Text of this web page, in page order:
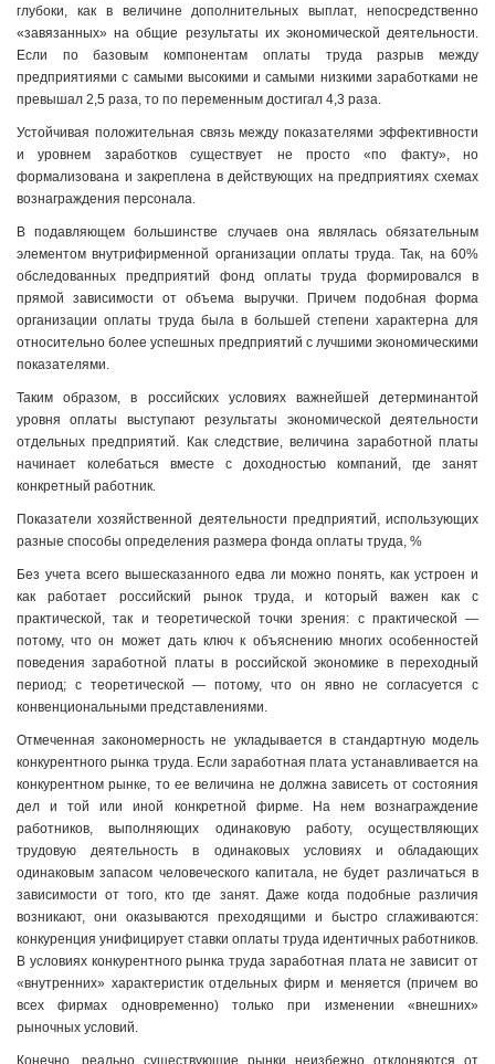
глубоки, как в величине дополнительных выплат, непосредственно
«завязанных» на общие результаты их экономической деятельности.
Если по базовым компонентам оплаты труда разрыв между
предприятиями с самыми высокими и самыми низкими заработками не
превышал 2,5 раза, то по переменным достигал 4,3 раза.
Устойчивая положительная связь между показателями эффективности
и уровнем заработков существует не просто «по факту», но
формализована и закреплена в действующих на предприятиях схемах
вознаграждения персонала.
В подавляющем большинстве случаев она являлась обязательным
элементом внутрифирменной организации оплаты труда. Так, на 60%
обследованных предприятий фонд оплаты труда формировался в
прямой зависимости от объема выручки. Причем подобная форма
организации оплаты труда была в большей степени характерна для
относительно более успешных предприятий с лучшими экономическими
показателями.
Таким образом, в российских условиях важнейшей детерминантой
уровня оплаты выступают результаты экономической деятельности
отдельных предприятий. Как следствие, величина заработной платы
начинает колебаться вместе с доходностью компаний, где занят
конкретный работник.
Показатели хозяйственной деятельности предприятий, использующих
разные способы определения размера фонда оплаты труда, %
Без учета всего вышесказанного едва ли можно понять, как устроен и
как работает российский рынок труда, и который важен как с
практической, так и теоретической точки зрения: с практической —
потому, что он может дать ключ к объяснению многих особенностей
поведения заработной платы в российской экономике в переходный
период; с теоретической — потому, что он явно не согласуется с
конвенциональными представлениями.
Отмеченная закономерность не укладывается в стандартную модель
конкурентного рынка труда. Если заработная плата устанавливается на
конкурентном рынке, то ее величина не должна зависеть от состояния
дел и той или иной конкретной фирме. На нем вознаграждение
работников, выполняющих одинаковую работу, осуществляющих
трудовую деятельность в одинаковых условиях и обладающих
одинаковым запасом человеческого капитала, не будет различаться в
зависимости от того, кто где занят. Даже когда подобные различия
возникают, они оказываются преходящими и быстро сглаживаются:
конкуренция унифицирует ставки оплаты труда идентичных работников.
В условиях конкурентного рынка труда заработная плата не зависит от
«внутренних» характеристик отдельных фирм и меняется (причем во
всех фирмах одновременно) только при изменении «внешних»
рыночных условий.
Конечно, реально существующие рынки неизбежно отклоняются от